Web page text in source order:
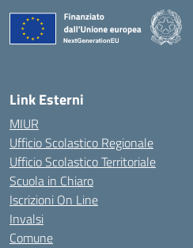
Link Esterni
MIUR
Ufficio Scolastico Regionale
Ufficio Scolastico Territoriale
Scuola in Chiaro
Iscrizioni On Line
Invalsi
Comune